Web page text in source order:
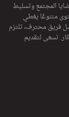
المجتمع وتسليط
متنوعًا يغطي
فريق محترف، تلتزم
تسعى لتقديم